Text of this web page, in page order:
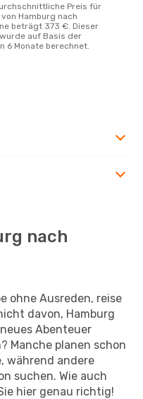
von Hamburg nach
beträgt 373 €. Dieser
auf Basis der
6 Monate berechnet.
nach
ohne Ausreden, reise
davon, Hamburg
Abenteuer
Manche planen schon
während andere
suchen. Wie auch
hier genau richtig!